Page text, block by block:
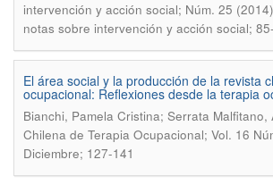
intervención y acción social; Núm. 25
notas sobre intervención y acción social;
El área social y la producción de la revista
ocupacional: Reflexiones desde la terapia
Bianchi, Pamela Cristina; Serrata Malfitano,
Chilena de Terapia Ocupacional; Vol. 16
Diciembre; 127-141